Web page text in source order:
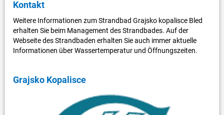
Kontakt
Weitere Informationen zum Strandbad Grajsko kopalisce Bled
erhalten Sie beim Management des Strandbades. Auf der
Webseite des Strandbaden erhalten Sie auch immer aktuelle
Informationen über Wassertemperatur und Öffnungszeiten.
Grajsko Kopalisce